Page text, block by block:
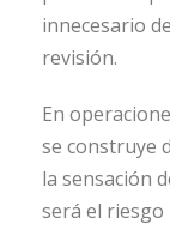
innecesario
revisión.
En
se construye
la sensación
será el